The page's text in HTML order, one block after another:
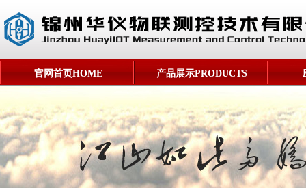
官网首页HOME 产品展示PRODUCTS